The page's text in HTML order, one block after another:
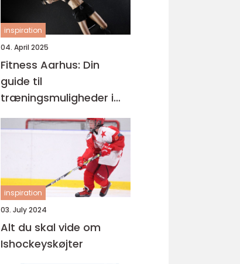
inspiration
04. April 2025
Fitness Aarhus: Din
guide til
træningsmuligheder i
smilets by
inspiration
03. July 2024
Alt du skal vide om
Ishockeyskøjter